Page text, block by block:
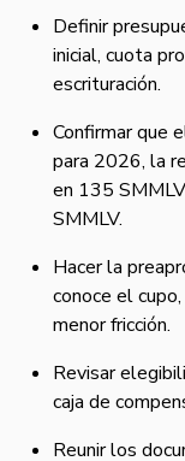
Definir
inicial, cuota
escrituración.
Confirmar que
para 2026, la
en 135
SMMLV.
Hacer la
conoce el
menor fricción.
Revisar
caja de
Reunir los